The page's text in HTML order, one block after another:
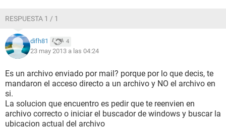
RESPUESTA 1 / 1
difh81 4
23 may 2013 a las 04:24
Es un archivo enviado por mail? porque por lo que decis, te
mandaron el acceso directo a un archivo y NO el archivo en
si.
La solucion que encuentro es pedir que te reenvien en
archivo correcto o iniciar el buscador de windows y buscar la
ubicacion actual del archivo